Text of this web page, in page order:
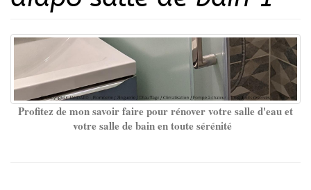
Profitez de mon savoir faire pour rénover votre salle d'eau et
votre salle de bain en toute sérénité